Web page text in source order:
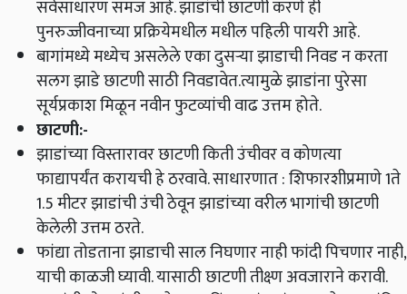
सर्वसाधारण समज आहे.झाडांची छाटणी करणे ही
पुनरुज्जीवनाच्या प्रक्रियेमधील मधील पहिली पायरी आहे.
बागांमध्ये मध्येच असलेले एका दुसऱ्या झाडाची निवड न करता
सलग झाडे छाटणी साठी निवडावेत.त्यामुळे झाडांना पुरेसा
सूर्यप्रकाश मिळून नवीन फुटव्यांची वाढ उत्तम होते.
छाटणी:-
झाडांच्या विस्तारावर छाटणी किती उंचीवर व कोणत्या
फाद्यापर्यंत करायची हे ठरवावे.साधारणात:शिफारशीप्रमाणे 1ते
1.5 मीटर झाडांची उंची ठेवून झाडांच्या वरील भागांची छाटणी
केलेली उत्तम ठरते.
फांद्या तोडताना झाडाची साल निघणार नाही फांदी पिचणार नाही,
याची काळजी घ्यावी.यासाठी छाटणी तीक्ष्ण अवजाराने करावी.